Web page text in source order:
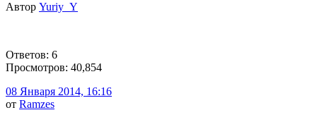
Автор Yuriy_Y
Ответов: 6
Просмотров: 40,854
08 Января 2014, 16:16
от Ramzes